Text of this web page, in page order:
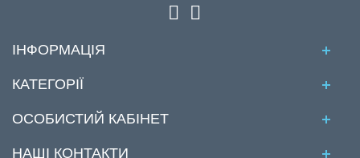
ІНФОРМАЦІЯ
КАТЕГОРІЇ
ОСОБИСТИЙ КАБІНЕТ
НАШІ КОНТАКТИ